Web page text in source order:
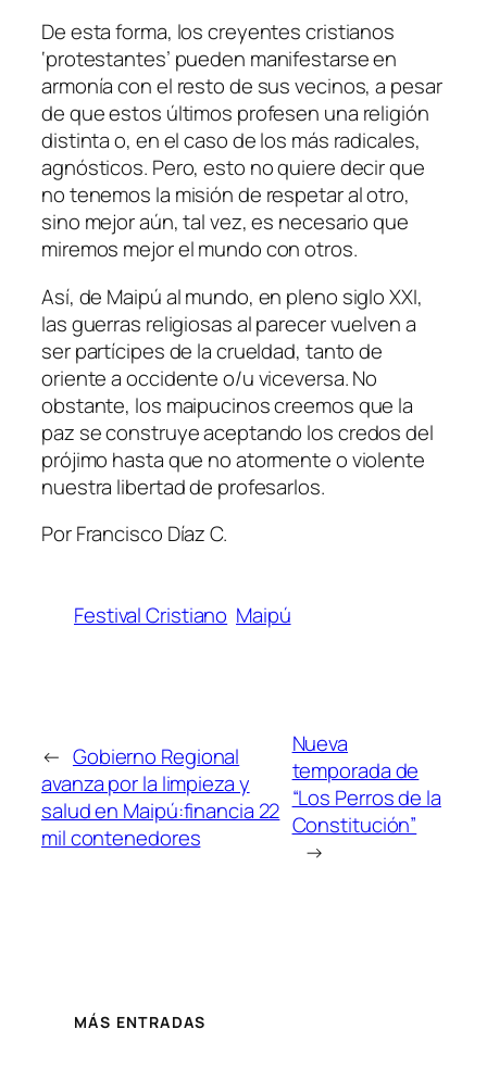
De esta forma, los creyentes cristianos
‘protestantes’ pueden manifestarse en
armonía con el resto de sus vecinos, a pesar
de que estos últimos profesen una religión
distinta o, en el caso de los más radicales,
agnósticos. Pero, esto no quiere decir que
no tenemos la misión de respetar al otro,
sino mejor aún, tal vez, es necesario que
miremos mejor el mundo con otros.
Así, de Maipú al mundo, en pleno siglo XXI,
las guerras religiosas al parecer vuelven a
ser partícipes de la crueldad, tanto de
oriente a occidente o/u viceversa. No
obstante, los maipucinos creemos que la
paz se construye aceptando los credos del
prójimo hasta que no atormente o violente
nuestra libertad de profesarlos.
Por Francisco Díaz C.
Festival Cristiano Maipú
← Gobierno Regional
avanza por la limpieza y
salud en Maipú:financia 22
mil contenedores
Nueva
temporada de
“Los Perros de la
Constitución”
→
MÁS ENTRADAS